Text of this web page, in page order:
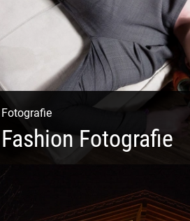
Fotografie
Fashion Fotografie